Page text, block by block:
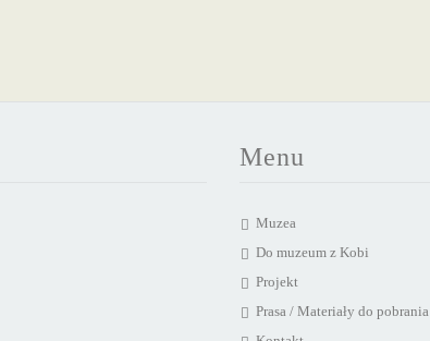
Menu
Muzea
Do muzeum z Kobi
Projekt
Prasa / Materiały do pobrania